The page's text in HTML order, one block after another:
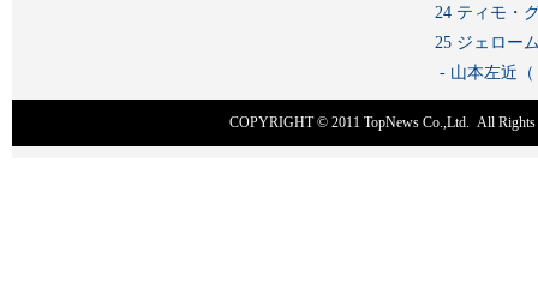
24 ティモ・
25 ジェロー
- 山本左近
COPYRIGHT © 2011 TopNews Co.,Ltd. All